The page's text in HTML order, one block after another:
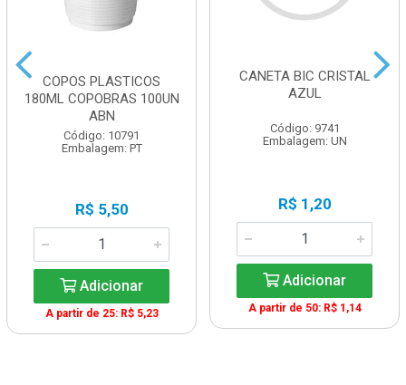
COPOS PLASTICOS
180ML COPOBRAS 100UN
ABN
Código: 10791
Embalagem: PT
R$ 5,50
Adicionar
A partir de 25: R$ 5,23
CANETA BIC CRISTAL
AZUL
Código: 9741
Embalagem: UN
R$ 1,20
Adicionar
A partir de 50: R$ 1,14